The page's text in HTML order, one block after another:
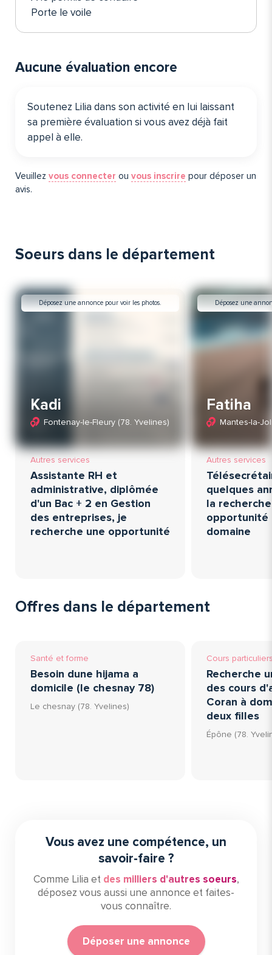
Porte le voile
Aucune évaluation encore
Soutenez Lilia dans son activité en lui laissant
sa première évaluation si vous avez déjà fait
appel à elle️.
Veuillez vous connecter ou vous inscrire pour déposer un
avis.
Soeurs dans le département
Déposez une annonce pour voir les photos.
Kadi
Fontenay-le-Fleury (78. Yvelines)
Autres services
Assistante RH et
administrative, diplômée
d'un Bac + 2 en Gestion
des entreprises, je
recherche une opportunité
Déposez une
Fatiha
Mantes-la-
Autres services
quelques
la
opportunité
domaine
Offres dans le département
Santé et forme
Besoin dune hijama a
domicile (le chesnay 78)
Le chesnay (78. Yvelines)
Cours
Recherche
des cours
Coran à
deux filles
Épône (78.
Vous avez une compétence, un
savoir-faire ?
Comme Lilia et des milliers d'autres soeurs,
déposez vous aussi une annonce et faites-
vous connaître.
Déposer une annonce